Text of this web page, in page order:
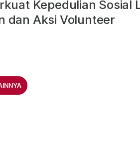
Kepedulian Sosial
dan Aksi Volunteer